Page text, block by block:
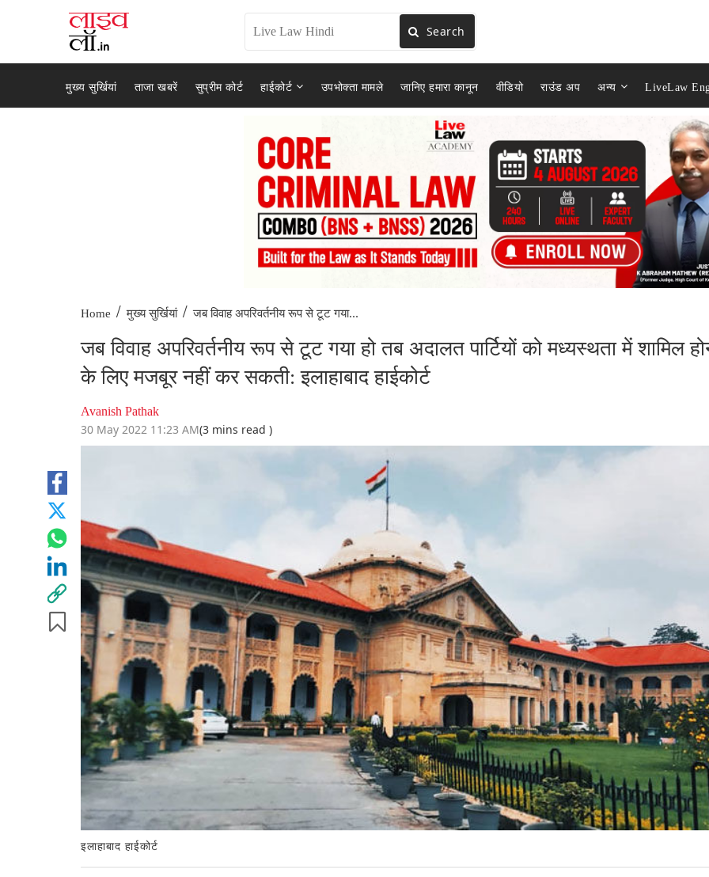
Search
मुख्य सुर्खियां ताजा खबरें सुप्रीम कोर्ट हाईकोर्ट उपभोक्ता मामले जानिए हमारा कानून वीडियो राउंड अप अन्य LiveLaw
Home / मुख्य सुर्खियां / जब विवाह अपरिवर्तनीय रूप से टूट गया...
जब विवाह अपरिवर्तनीय रूप से टूट गया हो तब अदालत पार्टियों को मध्यस्थता में शामिल
के लिए मजबूर नहीं कर सकती: इलाहाबाद हाईकोर्ट
Avanish Pathak
30 May 2022 11:23 AM(3 mins read )
इलाहाबाद हाईकोर्ट